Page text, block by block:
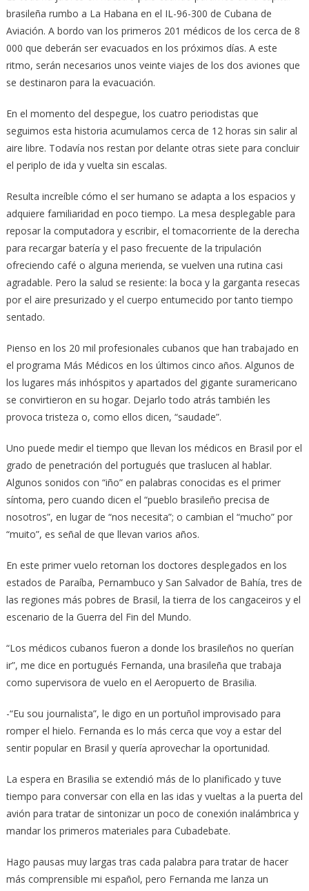
brasileña rumbo a La Habana en el IL-96-300 de Cubana de
Aviación. A bordo van los primeros 201 médicos de los cerca de 8
000 que deberán ser evacuados en los próximos días. A este
ritmo, serán necesarios unos veinte viajes de los dos aviones que
se destinaron para la evacuación.
En el momento del despegue, los cuatro periodistas que
seguimos esta historia acumulamos cerca de 12 horas sin salir al
aire libre. Todavía nos restan por delante otras siete para concluir
el periplo de ida y vuelta sin escalas.
Resulta increíble cómo el ser humano se adapta a los espacios y
adquiere familiaridad en poco tiempo. La mesa desplegable para
reposar la computadora y escribir, el tomacorriente de la derecha
para recargar batería y el paso frecuente de la tripulación
ofreciendo café o alguna merienda, se vuelven una rutina casi
agradable. Pero la salud se resiente: la boca y la garganta resecas
por el aire presurizado y el cuerpo entumecido por tanto tiempo
sentado.
Pienso en los 20 mil profesionales cubanos que han trabajado en
el programa Más Médicos en los últimos cinco años. Algunos de
los lugares más inhóspitos y apartados del gigante suramericano
se convirtieron en su hogar. Dejarlo todo atrás también les
provoca tristeza o, como ellos dicen, “saudade”.
Uno puede medir el tiempo que llevan los médicos en Brasil por el
grado de penetración del portugués que traslucen al hablar.
Algunos sonidos con “iño” en palabras conocidas es el primer
síntoma, pero cuando dicen el “pueblo brasileño precisa de
nosotros”, en lugar de “nos necesita”; o cambian el “mucho” por
“muito”, es señal de que llevan varios años.
En este primer vuelo retornan los doctores desplegados en los
estados de Paraíba, Pernambuco y San Salvador de Bahía, tres de
las regiones más pobres de Brasil, la tierra de los cangaceiros y el
escenario de la Guerra del Fin del Mundo.
“Los médicos cubanos fueron a donde los brasileños no querían
ir”, me dice en portugués Fernanda, una brasileña que trabaja
como supervisora de vuelo en el Aeropuerto de Brasilia.
-“Eu sou journalista”, le digo en un portuñol improvisado para
romper el hielo. Fernanda es lo más cerca que voy a estar del
sentir popular en Brasil y quería aprovechar la oportunidad.
La espera en Brasilia se extendió más de lo planificado y tuve
tiempo para conversar con ella en las idas y vueltas a la puerta del
avión para tratar de sintonizar un poco de conexión inalámbrica y
mandar los primeros materiales para Cubadebate.
Hago pausas muy largas tras cada palabra para tratar de hacer
más comprensible mi español, pero Fernanda me lanza un